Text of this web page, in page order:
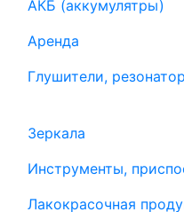
АКБ (аккумулятры)
Аренда
Глушители,
Зеркала
Инструменты,
Лакокрасочная